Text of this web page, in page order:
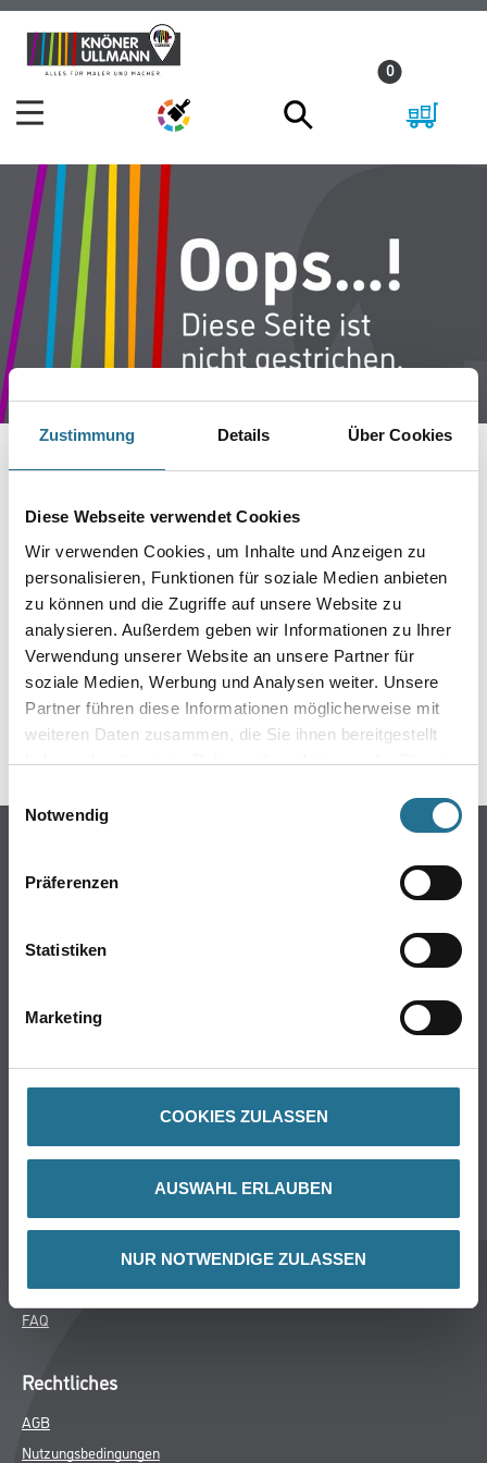
Zustimmung Details Über Cookies
Diese Webseite verwendet Cookies
Wir verwenden Cookies, um Inhalte und Anzeigen zu
personalisieren, Funktionen für soziale Medien anbieten
zu können und die Zugriffe auf unsere Website zu
analysieren. Außerdem geben wir Informationen zu Ihrer
Verwendung unserer Website an unsere Partner für
soziale Medien, Werbung und Analysen weiter. Unsere
Partner führen diese Informationen möglicherweise mit
weiteren Daten zusammen, die Sie ihnen bereitgestellt
haben oder die sie im Rahmen Ihrer Nutzung der Dienste
Notwendig
Präferenzen
Statistiken
Marketing
COOKIES ZULASSEN
AUSWAHL ERLAUBEN
NUR NOTWENDIGE ZULASSEN
Zum
Inhalt
Zum
Navigationsmenü
0
EIN KLEINER ZWISCHENFALL
IST AUFGETRETEN
Keine Sorge, wir pinseln schon an der Lösung und
werden das Problem so schnell wie möglich beheben.
Erkunden Sie in der Zwischenzeit unseren Online-Shop
und lassen Sie sich inspirieren.
ZURÜCK ZUM ONLINE-SHOP
Farbe
Trockenbau
Wand- & Deckenbeläge
Werkzeug & Maschinen
Verbrauchsmaterialien
CMS Gruppe Company
Aktuelles
Karriere
FAQ
Rechtliches
AGB
Nutzungsbedingungen